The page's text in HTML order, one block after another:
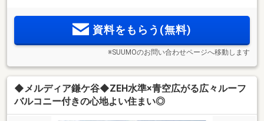
資料をもらう(無料)
※SUUMOのお問い合わせページへ移動します
◆メルディア鎌ケ谷◆ZEH水準×青空広がる広々ルーフ
バルコニー付きの心地よい住まい◎